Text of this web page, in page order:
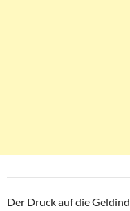
Der Druck auf die